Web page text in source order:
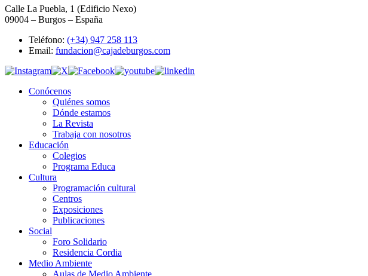
Calle La Puebla, 1 (Edificio Nexo)
09004 – Burgos – España
Teléfono: (+34) 947 258 113
Email: fundacion@cajadeburgos.com
Conócenos
Quiénes somos
Dónde estamos
La Revista
Trabaja con nosotros
Educación
Colegios
Programa Educa
Cultura
Programación cultural
Centros
Exposiciones
Publicaciones
Social
Foro Solidario
Residencia Cordia
Medio Ambiente